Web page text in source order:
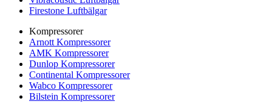
Firestone Luftbälgar
Kompressorer
Arnott Kompressorer
AMK Kompressorer
Dunlop Kompressorer
Continental Kompressorer
Wabco Kompressorer
Bilstein Kompressorer